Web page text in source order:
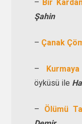
– Bir
Şahin
– Çanak
–
öyküsü ile
– Ölümü